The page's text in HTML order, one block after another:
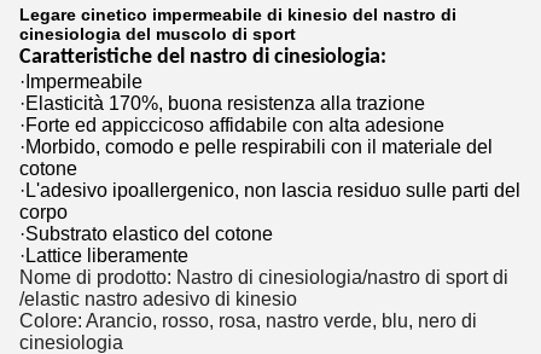
Legare cinetico impermeabile di kinesio del nastro di
cinesiologia del muscolo di sport
Caratteristiche del nastro di cinesiologia:
· Impermeabile
·Elasticità 170%, buona resistenza alla trazione
·Forte ed appiccicoso affidabile con alta adesione
·Morbido, comodo e pelle respirabili con il materiale del
cotone
·L'adesivo ipoallergenico, non lascia residuo sulle parti del
corpo
·Substrato elastico del cotone
·Lattice liberamente
Nome di prodotto: Nastro di cinesiologia/nastro di sport di
/elastic nastro adesivo di kinesio
Colore: Arancio, rosso, rosa, nastro verde, blu, nero di
cinesiologia